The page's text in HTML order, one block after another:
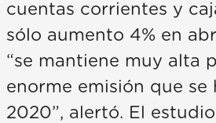
cuentas corrientes y
sólo aumento 4% en
“se mantiene muy alta
enorme emisión que se
2020”, alertó. El